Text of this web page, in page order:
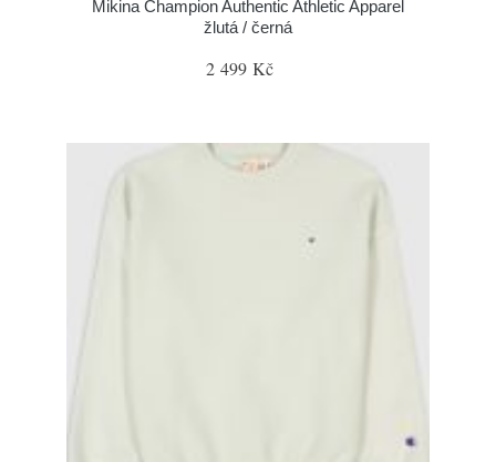
Mikina Champion Authentic Athletic Apparel
žlutá / černá
2 499 Kč